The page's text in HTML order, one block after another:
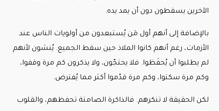
الآخرين يسقطون دون أن يمد يده.
بالإضافة إلى أنهم أول مَن يُستبعدون من أولويات الناس عند
الأزمات، رغم أنهم كانوا الملاذ حين سقط الجميع. يُنسَون لأنهم
لم يطلبوا أن يُحفَظوا. فلا يحتجّون، ولا يذكرون كم مرة وقفوا،
وكم مرة سكتوا، وكم مرة قدّموا أكثر مما يُفترض.
لكن الحقيقة لا تنكرهم. فالذاكرة الصامتة تحفظهم، والقلوب